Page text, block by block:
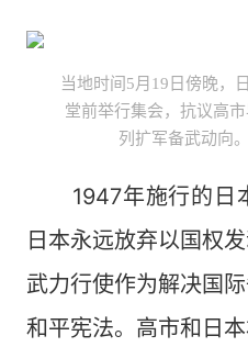
当地时间5月19日傍晚，
堂前举行集会，抗议高
列扩军备武动向
1947年施行的日
日本永远放弃以国权
武力行使作为解决国
和平宪法。高市和日